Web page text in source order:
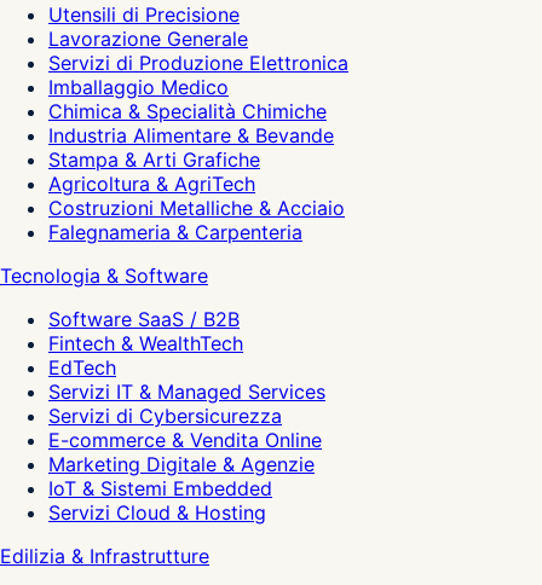
Utensili di Precisione
Lavorazione Generale
Servizi di Produzione Elettronica
Imballaggio Medico
Chimica & Specialità Chimiche
Industria Alimentare & Bevande
Stampa & Arti Grafiche
Agricoltura & AgriTech
Costruzioni Metalliche & Acciaio
Falegnameria & Carpenteria
Tecnologia & Software
Software SaaS / B2B
Fintech & WealthTech
EdTech
Servizi IT & Managed Services
Servizi di Cybersicurezza
E-commerce & Vendita Online
Marketing Digitale & Agenzie
IoT & Sistemi Embedded
Servizi Cloud & Hosting
Edilizia & Infrastrutture